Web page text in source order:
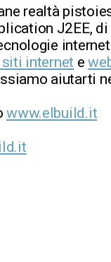
realtà
J2EE,
internet e
aiutarti
www.elbuild.it